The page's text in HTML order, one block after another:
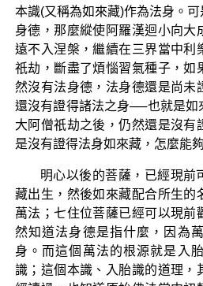
本識(又稱為如來藏)作為法身。
身德，那麼縱使阿羅漢迴小向大
遠不入涅槃，繼續在三界當中利
祇劫，斷盡了煩惱習氣種子，如
然沒有法身德，法身德還是尚未
還沒有證得諸法之身──也就是如
大阿僧祇劫之後，仍然還是沒有
是沒有證得法身如來藏，怎麼能
明心以後的菩薩，已經現前
藏出生，然後如來藏配合所生的
萬法；七住位菩薩已經可以現前
然知道法身德是指什麼，因為
身。而這個萬法的根源就是入
識；這個本識、入胎識的道理，